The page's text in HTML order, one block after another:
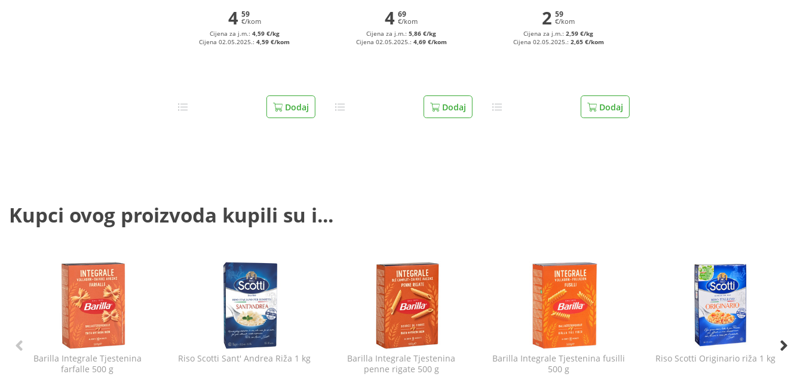
4 59
€/kom
Cijena za j.m.: 4,59 €/kg
Cijena 02.05.2025.:4,59 €/kom
Dodaj
4 69
€/kom
Cijena za j.m.:5,86 €/kg
Cijena 02.05.2025.: 4,69 €/kom
Dodaj
2 59
€/kom
Cijena za j.m.:2,59 €/kg
Cijena 02.05.2025.: 2,65 €/kom
Dodaj
Kupci ovog proizvoda kupili su i...
Barilla Integrale Tjestenina
farfalle 500 g
Riso Scotti Sant' Andrea Riža 1 kg
Barilla Integrale Tjestenina
penne rigate 500 g
Barilla Integrale Tjestenina fusilli
500 g
Riso Scotti Originario riža 1 kg